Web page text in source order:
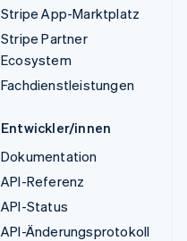
Stripe App-Marktplatz
Stripe Partner
Ecosystem
Fachdienstleistungen
Entwickler/innen
Dokumentation
API-Referenz
API-Status
API-Änderungsprotokoll